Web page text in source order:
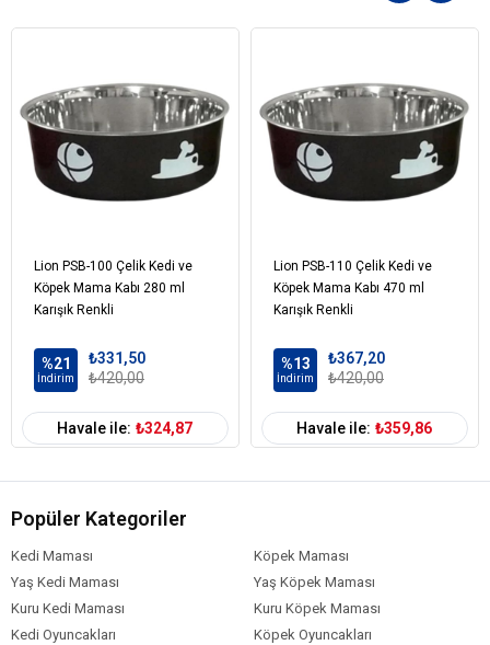
Lion PSB-100 Çelik Kedi ve
Köpek Mama Kabı 280 ml
Karışık Renkli
%21
İndirim
₺331,50
₺420,00
Havale ile: ₺324,87
Lion PSB-110 Çelik Kedi ve
Köpek Mama Kabı 470 ml
Karışık Renkli
%13
İndirim
₺367,20
₺420,00
Havale ile: ₺359,86
Popüler Kategoriler
Kedi Maması
Köpek Maması
Yaş Kedi Maması
Yaş Köpek Maması
Kuru Kedi Maması
Kuru Köpek Maması
Kedi Oyuncakları
Köpek Oyuncakları